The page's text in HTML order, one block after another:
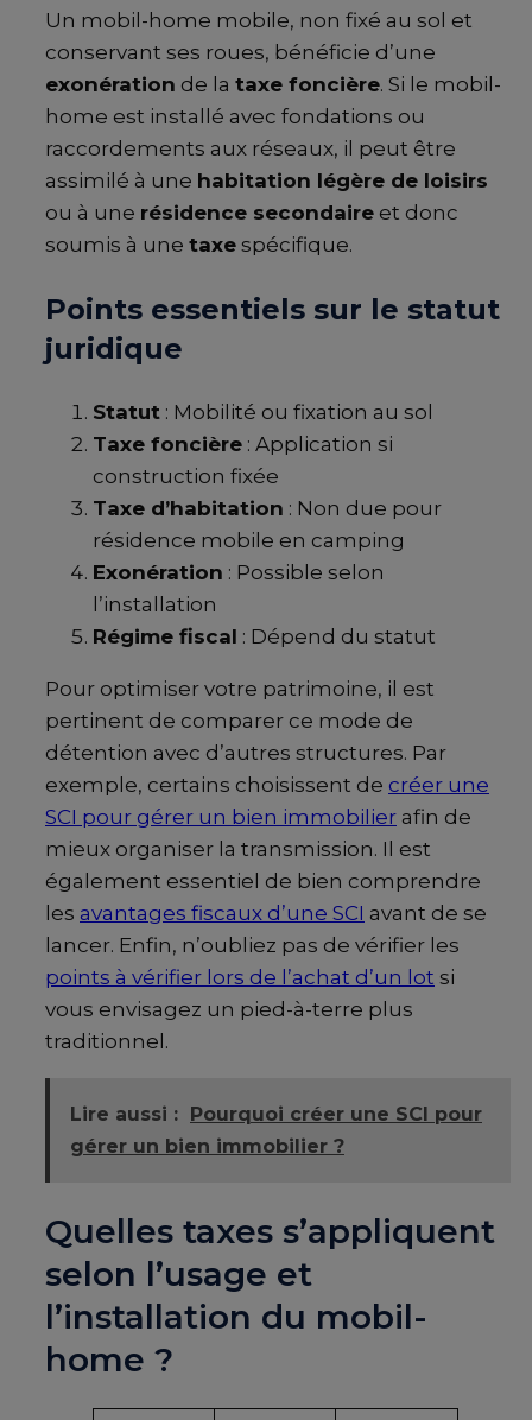
Un mobil-home mobile, non fixé au sol et
conservant ses roues, bénéficie d’une
exonération de la taxe foncière. Si le mobil-
home est installé avec fondations ou
raccordements aux réseaux, il peut être
assimilé à une habitation légère de loisirs
ou à une résidence secondaire et donc
soumis à une taxe spécifique.
Points essentiels sur le statut
juridique
Statut : Mobilité ou fixation au sol
Taxe foncière : Application si
construction fixée
Taxe d’habitation : Non due pour
résidence mobile en camping
Exonération : Possible selon
l’installation
Régime fiscal : Dépend du statut
Pour optimiser votre patrimoine, il est
pertinent de comparer ce mode de
détention avec d’autres structures. Par
exemple, certains choisissent de créer une
SCI pour gérer un bien immobilier afin de
mieux organiser la transmission. Il est
également essentiel de bien comprendre
les avantages fiscaux d’une SCI avant de se
lancer. Enfin, n’oubliez pas de vérifier les
points à vérifier lors de l’achat d’un lot si
vous envisagez un pied-à-terre plus
traditionnel.
Lire aussi : Pourquoi créer une SCI pour
gérer un bien immobilier ?
Quelles taxes s’appliquent
selon l’usage et
l’installation du mobil-
home ?